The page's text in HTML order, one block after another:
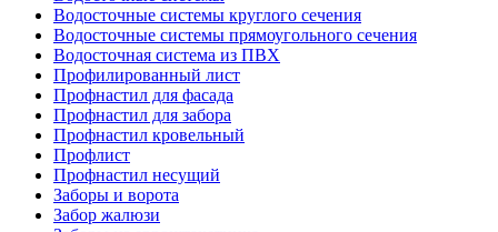
Водосточные системы круглого сечения
Водосточные системы прямоугольного сечения
Водосточная система из ПВХ
Профилированный лист
Профнастил для фасада
Профнастил для забора
Профнастил кровельный
Профлист
Профнастил несущий
Заборы и ворота
Забор жалюзи